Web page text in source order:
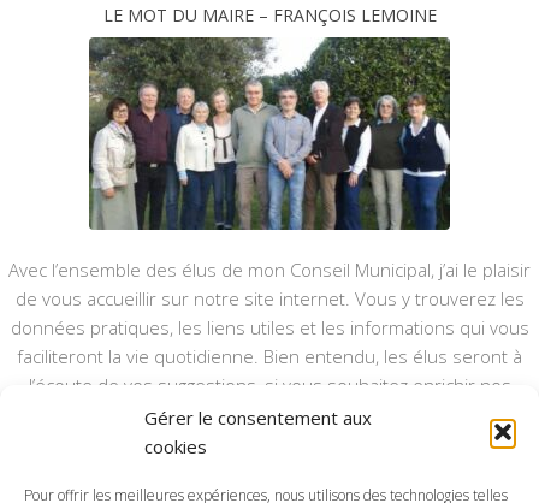
Gérer le consentement aux
cookies
Pour offrir les meilleures expériences, nous utilisons des technologies telles
LE MOT DU MAIRE – FRANÇOIS LEMOINE
Avec l’ensemble des élus de mon Conseil Municipal, j’ai le plaisir
de vous accueillir sur notre site internet. Vous y trouverez les
données pratiques, les liens utiles et les informations qui vous
faciliteront la vie quotidienne. Bien entendu, les élus seront à
l’écoute de vos suggestions, si vous souhaitez enrichir nos
rubriques ou nos informations.
Ce type de communication vient en complément du bulletin
annuel, nous le ferons vivre et il sera actualisé pour mieux vous